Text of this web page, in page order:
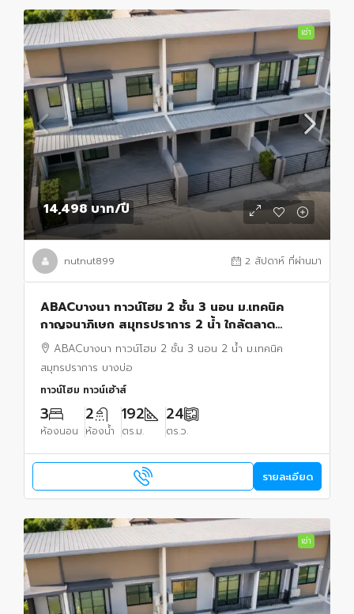
เช่า
14,498 บาท/ปี
nutnut899 2 สัปดาห์ ที่ผ่านมา
ABACบางนา ทาวน์โฮม 2 ชั้น 3 นอน ม.เทคนิค
กาญจนาภิเษก สมุทรปราการ 2 น้ำ ใกล้ตลาด
เสริมสุข บางบ่อ 800 ม.24 ตร.ว. ตร.ม.พร้อมครัว
ต่อเติมใหม่
ABACบางนา ทาวน์โฮม 2 ชั้น 3 นอน 2 น้ำ ม.เทคนิค
สมุทรปราการ บางบ่อ
ทาวน์โฮม ทาวน์เฮ้าส์
3
ห้องนอน
2
ห้องน้ำ
192
ตร.ม.
24
ตร.ว.
รายละเอียด
เช่า